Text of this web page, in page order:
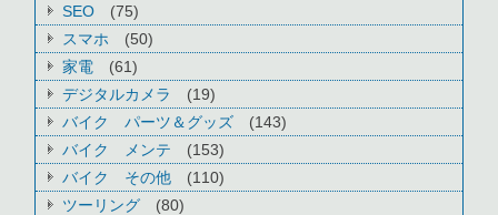
SEO
(75)
スマホ
(50)
家電
(61)
デジタルカメラ
(19)
バイク パーツ＆グッズ
(143)
バイク メンテ
(153)
バイク その他
(110)
ツーリング
(80)